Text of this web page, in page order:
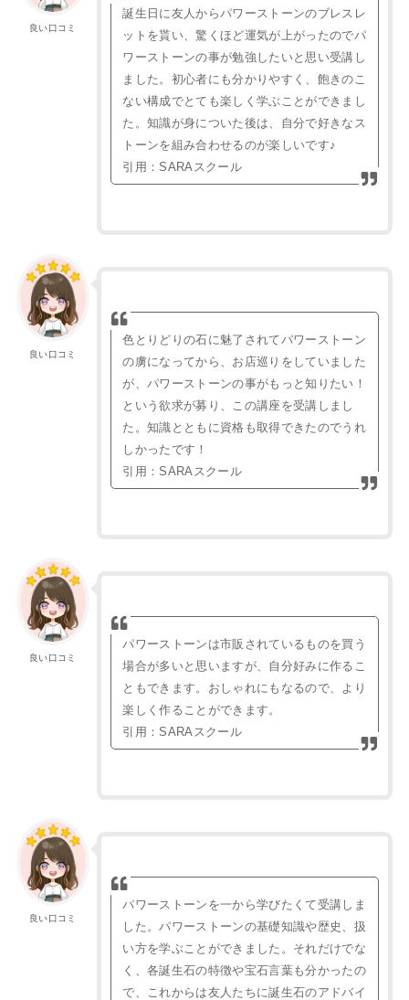
良い口コミ
誕生日に友人からパワーストーンのブレスレ
ットを貰い、驚くほど運気が上がったのでパ
ワーストーンの事が勉強したいと思い受講し
ました。初心者にも分かりやすく、飽きのこ
ない構成でとても楽しく学ぶことができまし
た。知識が身についた後は、自分で好きなス
トーンを組み合わせるのが楽しいです♪
引用：SARAスクール
良い口コミ
色とりどりの石に魅了されてパワーストーン
の虜になってから、お店巡りをしていました
が、パワーストーンの事がもっと知りたい！
という欲求が募り、この講座を受講しまし
た。知識とともに資格も取得できたのでうれ
しかったです！
引用：SARAスクール
良い口コミ
パワーストーンは市販されているものを買う
場合が多いと思いますが、自分好みに作るこ
ともできます。おしゃれにもなるので、より
楽しく作ることができます。
引用：SARAスクール
良い口コミ
パワーストーンを一から学びたくて受講しま
した。パワーストーンの基礎知識や歴史、扱
い方を学ぶことができました。それだけでな
く、各誕生石の特徴や宝石言葉も分かったの
で、これからは友人たちに誕生石のアドバイ